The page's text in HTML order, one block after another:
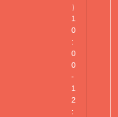
）
1
0
:
0
0
-
1
2
: